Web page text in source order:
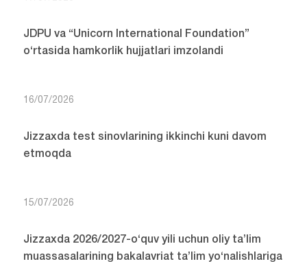
JDPU va “Unicorn International Foundation”
o‘rtasida hamkorlik hujjatlari imzolandi
16/07/2026
Jizzaxda test sinovlarining ikkinchi kuni davom
etmoqda
15/07/2026
Jizzaxda 2026/2027-o‘quv yili uchun oliy ta’lim
muassasalarining bakalavriat ta’lim yo‘nalishlariga